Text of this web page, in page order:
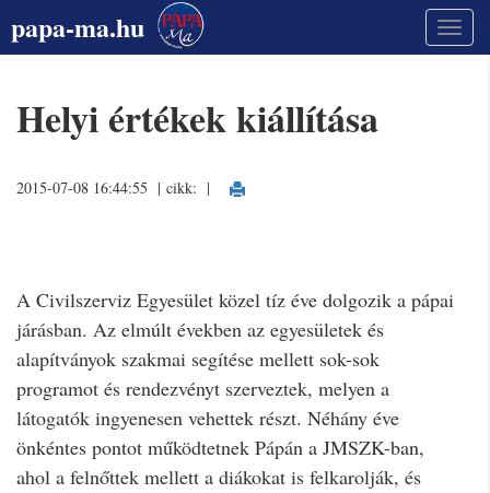
papa-ma.hu
Helyi értékek kiállítása
2015-07-08 16:44:55 | cikk: |
A Civilszerviz Egyesület közel tíz éve dolgozik a pápai
járásban. Az elmúlt években az egyesületek és
alapítványok szakmai segítése mellett sok-sok
programot és rendezvényt szerveztek, melyen a
látogatók ingyenesen vehettek részt. Néhány éve
önkéntes pontot működtetnek Pápán a JMSZK-ban,
ahol a felnőttek mellett a diákokat is felkarolják, és